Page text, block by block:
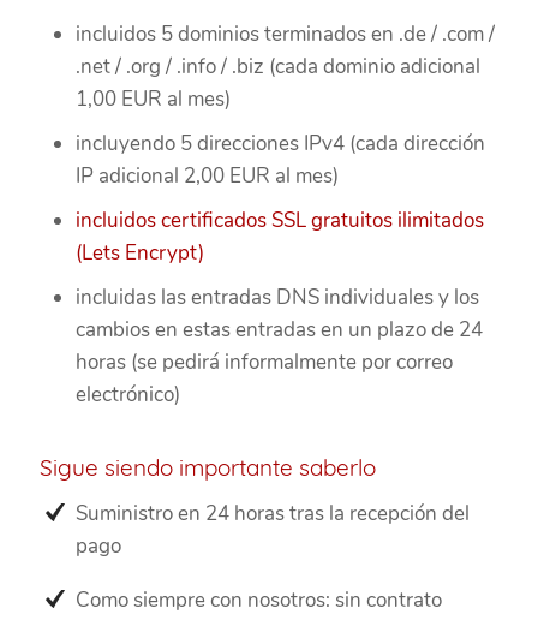
incluidos 5 dominios terminados en .de / .com /
.net / .org / .info / .biz (cada dominio adicional
1,00 EUR al mes)
incluyendo 5 direcciones IPv4 (cada dirección
IP adicional 2,00 EUR al mes)
incluidos certificados SSL gratuitos ilimitados
(Lets Encrypt)
incluidas las entradas DNS individuales y los
cambios en estas entradas en un plazo de 24
horas (se pedirá informalmente por correo
electrónico)
Sigue siendo importante saberlo
Suministro en 24 horas tras la recepción del
pago
Como siempre con nosotros: sin contrato